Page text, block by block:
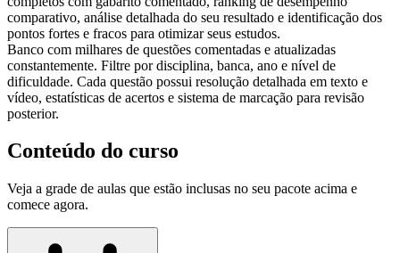
comparativo, análise detalhada do seu resultado e identificação dos
pontos fortes e fracos para otimizar seus estudos.
Banco com milhares de questões comentadas e atualizadas
constantemente. Filtre por disciplina, banca, ano e nível de
dificuldade. Cada questão possui resolução detalhada em texto e
vídeo, estatísticas de acertos e sistema de marcação para revisão
posterior.
Conteúdo do curso
Veja a grade de aulas que estão inclusas no seu pacote acima e
comece agora.